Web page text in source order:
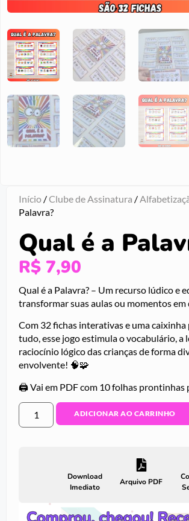
Início /Clube de Assinatura /
Palavra?
Qual é a
R$ 7,90
Qual é a Palavra? – Um recurso lúdico e
transformar suas aulas ou momentos em
Com 32 fichas interativas e uma caixinha
tudo, esse jogo estimula o vocabulário, a
raciocínio lógico das crianças de forma
envolvente! 🧠🧩
🖨 Vai em PDF com 10 folhas prontinhas
ADICIONAR AO CARRINHO
Download
Imediato
Arquivo PDF